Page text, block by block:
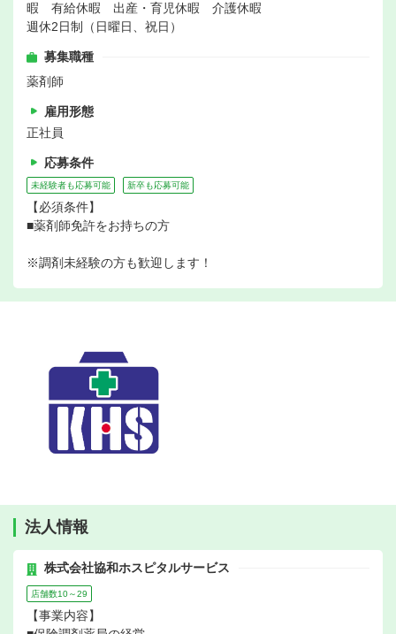
暇 有給休暇 出産・育児休暇 介護休暇
週休2日制（日曜日、祝日）
募集職種
薬剤師
雇用形態
正社員
応募条件
未経験者も応募可能 新卒も応募可能
【必須条件】
■薬剤師免許をお持ちの方
※調剤未経験の方も歓迎します！
法人情報
株式会社協和ホスピタルサービス
店舗数10～29
【事業内容】